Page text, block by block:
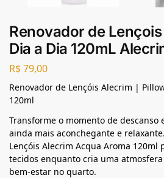
Renovador de
Dia a Dia 120mL
R$79,00
Renovador de Lençóis Alecrim |
120ml
Transforme o momento de descanso
ainda mais aconchegante e
Lençóis Alecrim Acqua Aroma 120ml
tecidos enquanto cria uma
bem-estar no quarto.